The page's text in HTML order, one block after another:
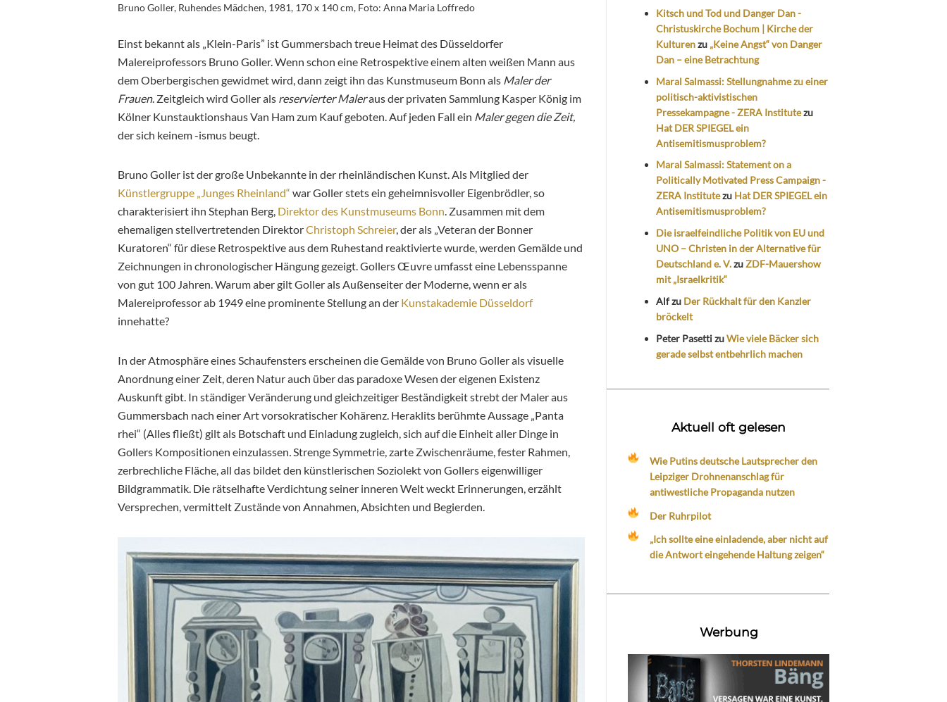
Bruno Goller, Ruhendes Mädchen, 1981, 170 x 140 cm, Foto: Anna Maria Loffredo
Einst bekannt als „Klein-Paris” ist Gummersbach treue Heimat des Düsseldorfer
Malereiprofessors Bruno Goller. Wenn schon eine Retrospektive einem alten weißen Mann aus
dem Oberbergischen gewidmet wird, dann zeigt ihn das Kunstmuseum Bonn als Maler der
Frauen. Zeitgleich wird Goller als reservierter Maleraus der privaten Sammlung Kasper König im
Kölner Kunstauktionshaus Van Ham zum Kauf geboten. Auf jeden Fall ein Maler gegen die Zeit,
der sich keinem -ismus beugt.
Bruno Goller ist der große Unbekannte in der rheinländischen Kunst. Als Mitglied der
Künstlergruppe „Junges Rheinland“ war Goller stets ein geheimnisvoller Eigenbrödler, so
charakterisiert ihn Stephan Berg, Direktor des Kunstmuseums Bonn. Zusammen mit dem
ehemaligen stellvertretenden DirektorChristoph Schreier, der als „Veteran der Bonner
Kuratoren“ für diese Retrospektive aus dem Ruhestand reaktivierte wurde, werden Gemälde und
Zeichnungen in chronologischer Hängung gezeigt. Gollers Œuvre umfasst eine Lebensspanne
von gut 100 Jahren. Warum aber gilt Goller als Außenseiter der Moderne, wenn er als
Malereiprofessor ab 1949 eine prominente Stellung an der Kunstakademie Düsseldorf
innehatte?
In der Atmosphäre eines Schaufensters erscheinen die Gemälde von Bruno Goller als visuelle
Anordnung einer Zeit, deren Natur auch über das paradoxe Wesen der eigenen Existenz
Auskunft gibt. In ständiger Veränderung und gleichzeitiger Beständigkeit strebt der Maler aus
Gummersbach nach einer Art vorsokratischer Kohärenz. Heraklits berühmte Aussage „Panta
rhei“ (Alles fließt) gilt als Botschaft und Einladung zugleich, sich auf die Einheit aller Dinge in
Gollers Kompositionen einzulassen.Strenge Symmetrie, zarte Zwischenräume, fester Rahmen,
zerbrechliche Fläche, all das bildet den künstlerischen Soziolekt von Gollers eigenwilliger
Bildgrammatik. Die rätselhafte Verdichtung seiner inneren Welt weckt Erinnerungen, erzählt
Versprechen, vermittelt Zustände von Annahmen, Absichten und Begierden.
Kitsch und Tod und Danger Dan -
Christuskirche Bochum | Kirche der
Kulturenzu „Keine Angst“ von Danger
Dan – eine Betrachtung
Maral Salmassi: Stellungnahme zu einer
politisch-aktivistischen
Pressekampagne - ZERA Institutezu
Hat DER SPIEGEL ein
Antisemitismusproblem?
Maral Salmassi: Statement on a
Politically Motivated Press Campaign -
ZERA Institutezu Hat DER SPIEGEL ein
Antisemitismusproblem?
Die israelfeindliche Politik von EU und
UNO – Christen in der Alternative für
Deutschland e. V.zuZDF-Mauershow
mit „Israelkritik“
Alfzu Der Rückhalt für den Kanzler
bröckelt
Peter PasettizuWie viele Bäcker sich
gerade selbst entbehrlich machen
Aktuell oft gelesen
Wie Putins deutsche Lautsprecher den
Leipziger Drohnenanschlag für
antiwestliche Propaganda nutzen
Der Ruhrpilot
„Ich sollte eine einladende, aber nicht auf
die Antwort eingehende Haltung zeigen“
Werbung